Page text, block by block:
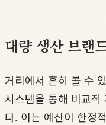
대량 생산 브랜
거리에서 흔히 볼 수
시스템을 통해 비교적
다. 이는 예산이 한정